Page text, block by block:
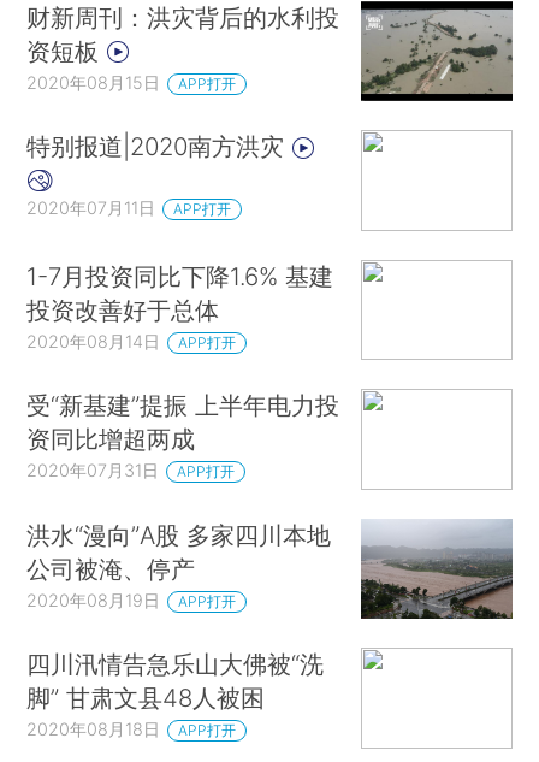
财新周刊：洪灾背后的水利投
资短板
2020年08月15日 APP打开
特别报道|2020南方洪灾
2020年07月11日 APP打开
1-7月投资同比下降1.6% 基建
投资改善好于总体
2020年08月14日 APP打开
受“新基建”提振 上半年电力投
资同比增超两成
2020年07月31日 APP打开
洪水“漫向”A股 多家四川本地
公司被淹、停产
2020年08月19日 APP打开
四川汛情告急乐山大佛被“洗
脚” 甘肃文县48人被困
2020年08月18日 APP打开